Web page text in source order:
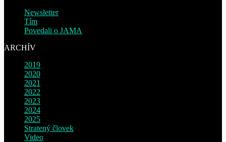
Newsletter
Tím
Povedali o JAMA
ARCHÍV
2019
2020
2021
2022
2023
2024
2025
Stratený človek
Video